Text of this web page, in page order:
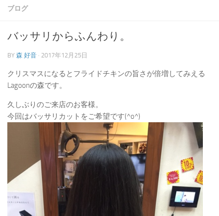
ブログ
バッサリからふんわり。
BY 森 好音 · 2017年12月25日
クリスマスになるとフライドチキンの旨さが倍増してみえる
Lagoonの森です。
久しぶりのご来店のお客様。
今回はバッサリカットをご希望です(^o^)